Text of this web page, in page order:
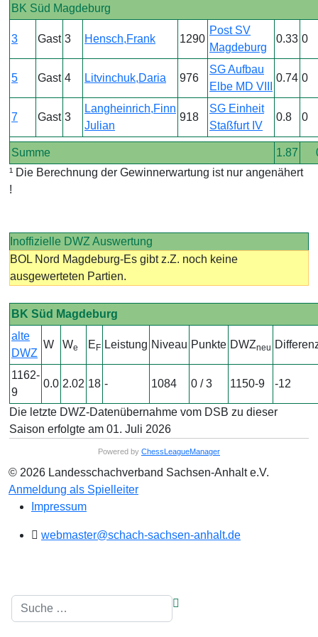
BK Süd Magdeburg
3 Gast 3 Hensch,Frank 1290
Post SV
Magdeburg
0.33 0
5 Gast 4 Litvinchuk,Daria 976
SG Aufbau
Elbe MD VIII
0.74 0
7 Gast 3
Langheinrich,Finn
Julian
918
SG Einheit
Staßfurt IV
0.8 0
Summe 1.87
¹ Die Berechnung der Gewinnerwartung ist nur angenähert
!
Inoffizielle DWZ Auswertung
BOL Nord Magdeburg-Es gibt z.Z. noch keine
ausgewerteten Partien.
BK Süd Magdeburg
alte
DWZ
W We EF Leistung Niveau Punkte DWZneu
1162-
9
0.0 2.02 18 - 1084 0 / 3 1150-9 -12
Die letzte DWZ-Datenübernahme vom DSB zu dieser
Saison erfolgte am 01. Juli 2026
Powered by ChessLeagueManager
© 2026 Landesschachverband Sachsen-Anhalt e.V.
Anmeldung als Spielleiter
Impressum
webmaster@schach-sachsen-anhalt.de